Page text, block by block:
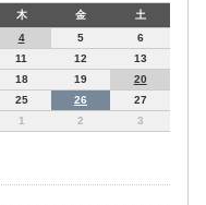
木 金
土
4 5
6
11 12
13
18 19
20
25 26
27
1 2 3